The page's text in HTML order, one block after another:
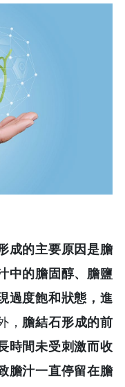
成的主要原因是膽
中的膽固醇、膽鹽
過度飽和狀態，進
， 膽結石形成的前
時間未受刺激而收
膽汁一直停留在膽